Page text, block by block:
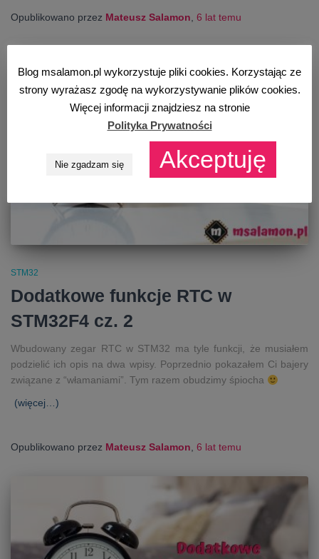
Opublikowano przez Mateusz Salamon 6 lat temu
STM32
Dodatkowe funkcje RTC w
STM32F4 cz. 2
Wbudowany zegar RTC w STM32 ma tyle funkcji, że musiałem
podzielić ich opis na dwa wpisy. Poprzednio pokazałem Ci bajery
związane z “włamaniami”. Tym razem obudzimy śpiocha
(więcej…)
Opublikowano przez Mateusz Salamon, 6 lat temu
Blog msalamon.pl wykorzystuje pliki cookies. Korzystając ze
strony wyrażasz zgodę na wykorzystywanie plików cookies.
Więcej informacji znajdziesz na stronie
Polityka Prywatności
Nie zgadzam się Akceptuję